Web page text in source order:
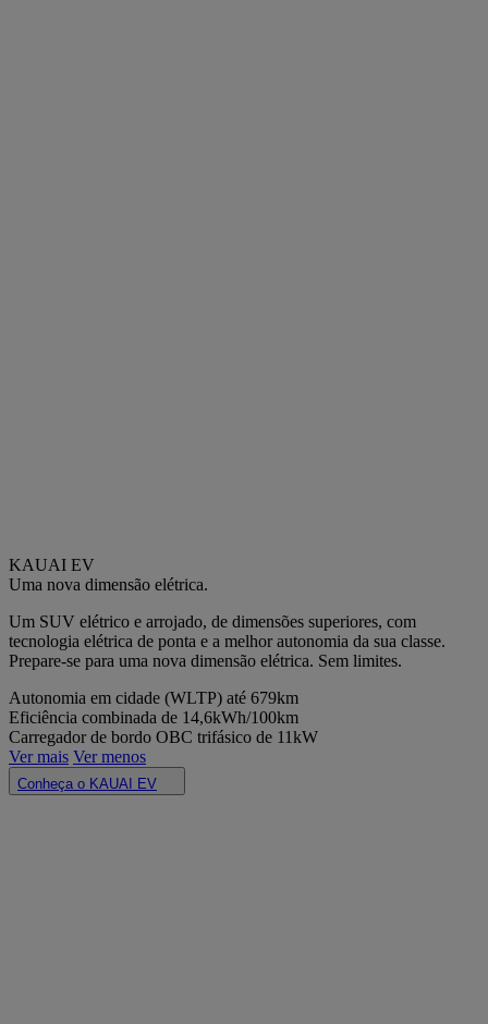
KAUAI EV
Uma nova dimensão elétrica.
Um SUV elétrico e arrojado, de dimensões superiores, com
tecnologia elétrica de ponta e a melhor autonomia da sua classe.
Prepare-se para uma nova dimensão elétrica. Sem limites.
Autonomia em cidade (WLTP) até 679km
Eficiência combinada de 14,6kWh/100km
Carregador de bordo OBC trifásico de 11kW
Ver mais Ver menos
Conheça o KAUAI EV